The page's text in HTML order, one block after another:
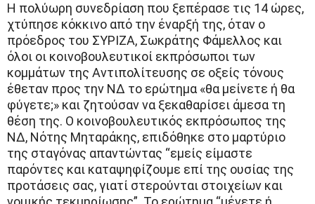
Η πολύωρη συνεδρίαση που ξεπέρασε τις 14 ώρες,
χτύπησε κόκκινο από την έναρξή της, όταν ο
πρόεδρος του ΣΥΡΙΖΑ, Σωκράτης Φάμελλος και
όλοι οι κοινοβουλευτικοί εκπρόσωποι των
κομμάτων της Αντιπολίτευσης σε οξείς τόνους
έθεταν προς την ΝΔ το ερώτημα «θα μείνετε ή θα
φύγετε;» και ζητούσαν να ξεκαθαρίσει άμεσα τη
θέση της. Ο κοινοβουλευτικός εκπρόσωπος της
ΝΔ, Νότης Μηταράκης, επιδόθηκε στο μαρτύριο
της σταγόνας απαντώντας “εμείς είμαστε
παρόντες και καταψηφίζουμε επί της ουσίας της
προτάσεις σας, γιατί στερούνται στοιχείων και